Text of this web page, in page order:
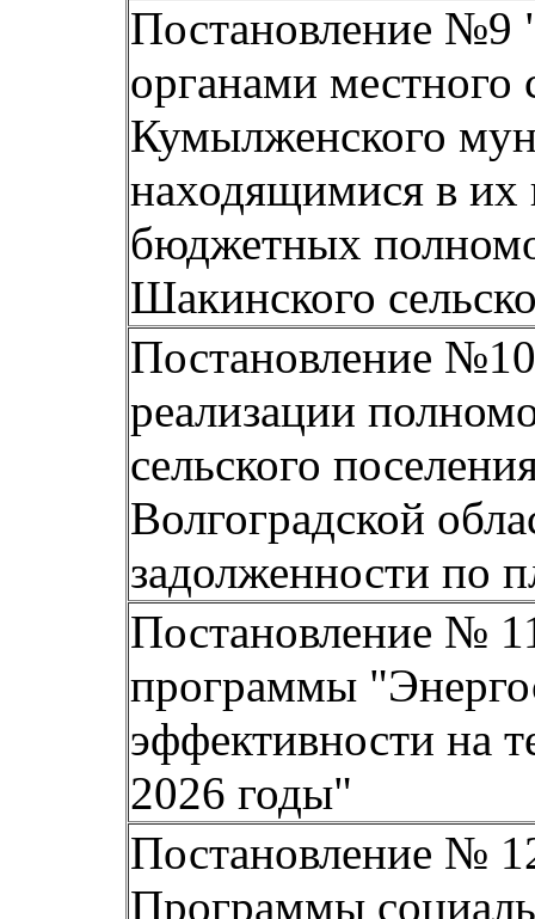
Постановление №9
органами местного
Кумылженского
находящимися в их
бюджетных
Шакинского
Постановление
реализации
сельского
Волгоградской
задолженности по
Постановление №
программы
эффективности на
2026 годы"
Постановление №
Программы